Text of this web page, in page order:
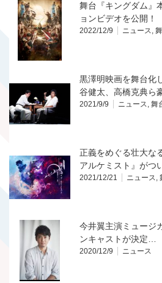
舞台『キングダム』
ョンビデオを公開！
2022/12/9 ニュース,
黒澤明映画を舞台化
谷健太、高橋克典ら
2021/9/9 ニュース, 舞
正義をめぐる壮大な
アルケミスト』がつ
2021/12/21 ニュース,
今井翼主演ミュージ
ンキャストが決定…
2020/12/9 ニュース